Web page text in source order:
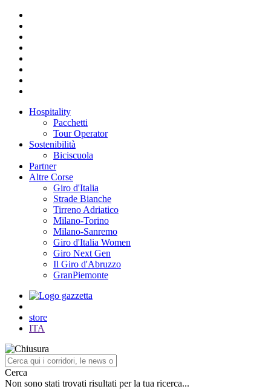
Hospitality
Pacchetti
Tour Operator
Sostenibilità
Biciscuola
Partner
Altre Corse
Giro d'Italia
Strade Bianche
Tirreno Adriatico
Milano-Torino
Milano-Sanremo
Giro d'Italia Women
Giro Next Gen
Il Giro d'Abruzzo
GranPiemonte
store
ITA
Cerca
Non sono stati trovati risultati per la tua ricerca...